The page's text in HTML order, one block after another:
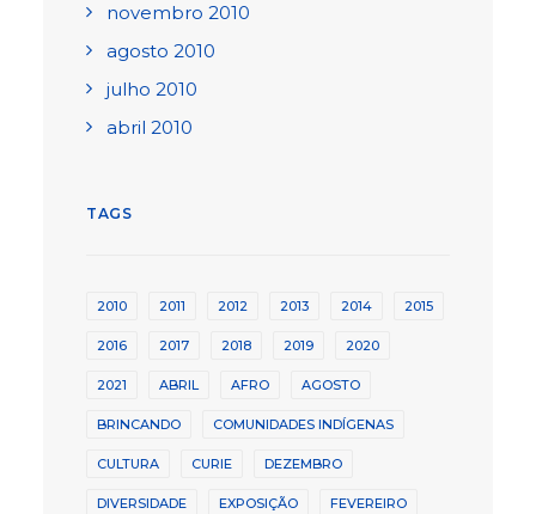
novembro 2010
agosto 2010
julho 2010
abril 2010
TAGS
2010 2011 2012 2013 2014 2015
2016 2017 2018 2019 2020
2021 ABRIL AFRO AGOSTO
BRINCANDO COMUNIDADES INDÍGENAS
CULTURA CURIE DEZEMBRO
DIVERSIDADE EXPOSIÇÃO FEVEREIRO